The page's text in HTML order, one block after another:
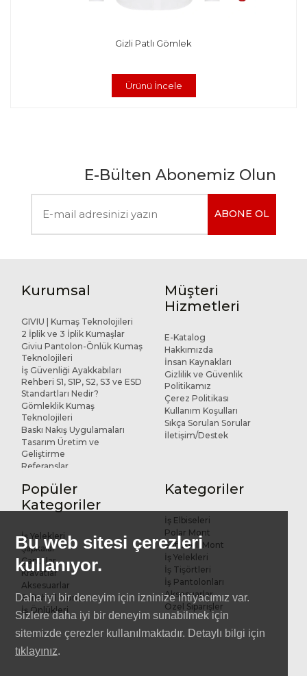
Gizli Patlı Gömlek
Ürünü İncele
E-Bülten Abonemiz Olun
ABONE OL
Kurumsal
GIVIU | Kumaş Teknolojileri
2 İplik ve 3 İplik Kumaşlar
Giviu Pantolon-Önlük Kumaş
Teknolojileri
İş Güvenliği Ayakkabıları
Rehberi S1, S1P, S2, S3 ve ESD
Standartları Nedir?
Gömleklik Kumaş
Teknolojileri
Baskı Nakış Uygulamaları
Tasarım Üretim ve
Geliştirme
Referanslar
Müşteri
Hizmetleri
E-Katalog
Hakkımızda
İnsan Kaynakları
Gizlilik ve Güvenlik
Politikamız
Çerez Politikası
Kullanım Koşulları
Sıkça Sorulan Sorular
İletişim/Destek
Popüler
Kategoriler
İş Yelekleri
Şapkalar
Çantalar
Kravatlar
Aksesuarlar
Softshell Mont
İş Önlükleri
Kategoriler
İş Elbiseleri
Polar Mont
Softshell Mont
İş Yelekleri
İş Tişörtleri
İş Pantolonları
Aksesuarlar
Özel Siparişler
Bu web sitesi çerezleri
kullanıyor.
Daha iyi bir deneyim için izninize ihtiyacımız var.
Sizlere daha iyi bir deneyim sunabilmek için
sitemizde çerezler kullanılmaktadır. Detaylı bilgi için
tıklayınız.